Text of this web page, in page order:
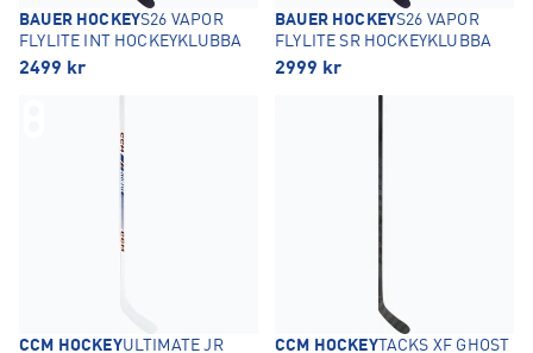
BAUER HOCKEYS26 VAPOR
FLYLITE INT HOCKEYKLUBBA
2499 kr
BAUER HOCKEYS26 VAPOR
FLYLITE SR HOCKEYKLUBBA
2999 kr
CCM HOCKEYULTIMATE JR CCM HOCKEYTACKS XF GHOST